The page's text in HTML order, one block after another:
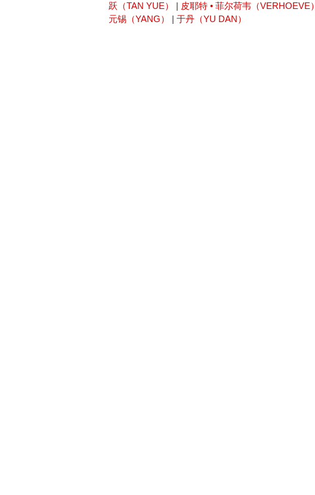
跃（TAN YUE）
| 皮耶特 • 菲尔荷韦（VERHOEVE）
元锡（YANG）
| 于丹（YU DAN）